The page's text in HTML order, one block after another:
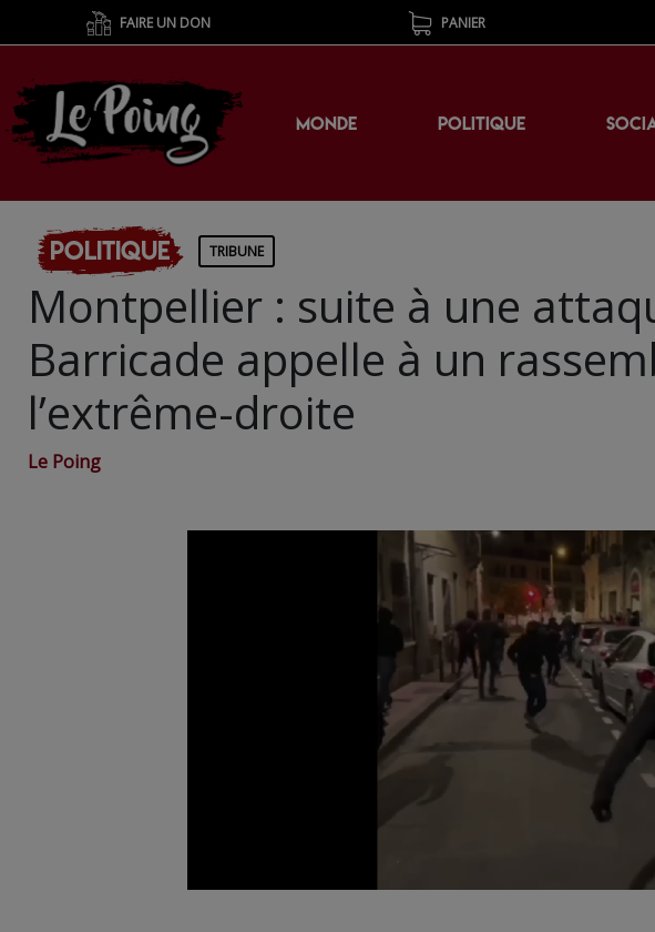
FAIRE UN DON PANIER
MONDE POLITIQUE
Politique TRIBUNE
Montpellier : suite à une
Barricade appelle à un
l’extrême-droite
Le Poing